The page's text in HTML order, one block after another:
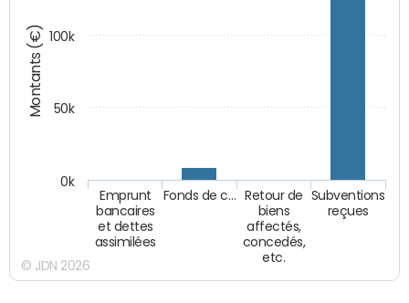
Montants (€)
Emprunt
bancaires
et dettes
assimilées
Fonds de c…
Retour de
biens
affectés,
concedés,
etc.
Subventions
reçues
0k
50k
100k
© JDN 2026